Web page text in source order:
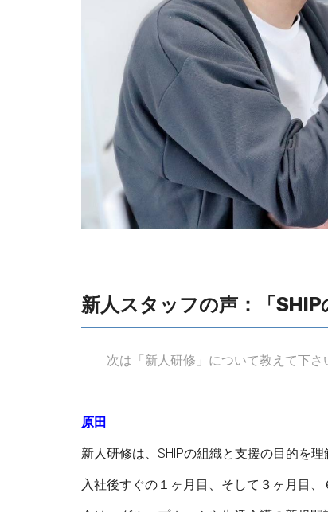
新人スタッフの声：「SHIP
――次は「新人研修」について教えて下
原田
新人研修は、SHIPの組織と支援の目的を理
入社後すぐの１ヶ月目、そして３ヶ月目